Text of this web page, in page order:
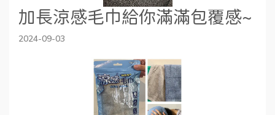
加長涼感毛巾給你滿滿包覆感~
2024-09-03